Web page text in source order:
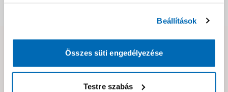
Beállítások
Összes süti engedélyezése
Testre szabás
Hibát találtál az oldalon vagy a termék leírásában?